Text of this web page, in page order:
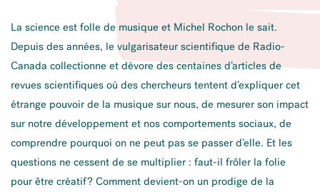
La science est folle de musique et Michel Rochon le sait.
Depuis des années, le vulgarisateur scientifique de Radio-
Canada collectionne et dévore des centaines d’articles de
revues scientifiques où des chercheurs tentent d’expliquer cet
étrange pouvoir de la musique sur nous, de mesurer son impact
sur notre développement et nos comportements sociaux, de
comprendre pourquoi on ne peut pas se passer d’elle. Et les
questions ne cessent de se multiplier : faut-il frôler la folie
pour être créatif? Comment devient-on un prodige de la